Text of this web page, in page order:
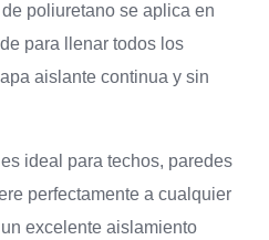
poliuretano se aplica en
para llenar todos los
aislante continua y sin
ideal para techos, paredes
perfectamente a cualquier
excelente aislamiento